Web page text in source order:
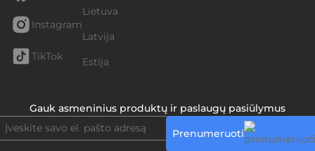
Instagram
TikTok
Lietuva
Latvija
Estija
Gauk asmeninius produktų ir paslaugų pasiūlymus
Prenumeruoti